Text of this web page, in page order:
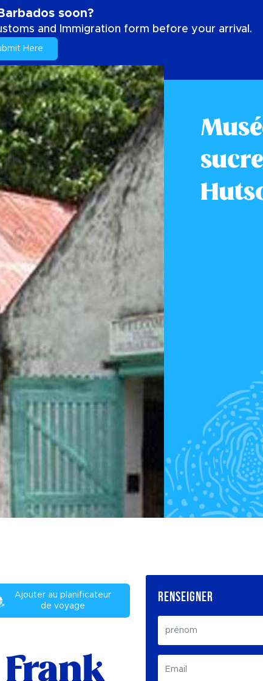
soon?
and Immigration form before your arrival.
Here
Ajouter au planificateur
de voyage
RENSEIGNER